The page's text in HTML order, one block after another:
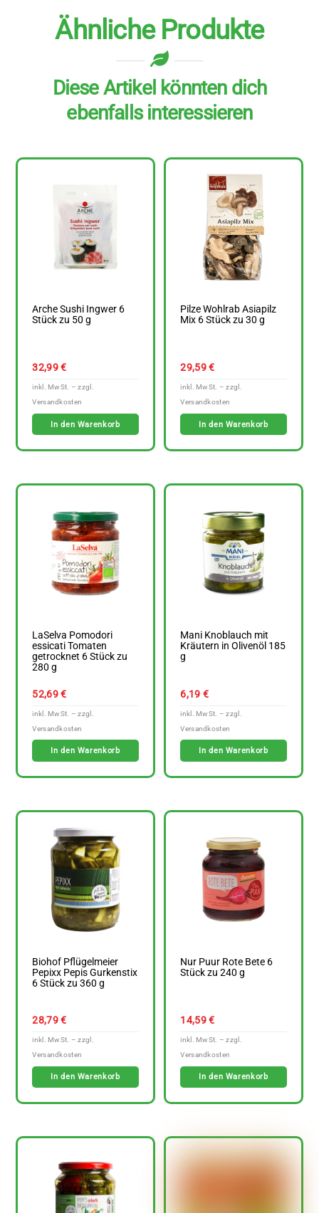
Ähnliche Produkte
Diese Artikel könnten dich
ebenfalls interessieren
Arche Sushi Ingwer 6
Stück zu 50 g
32,99€
In den Warenkorb
Pilze Wohlrab Asiapilz
Mix 6 Stück zu 30 g
29,59€
In den Warenkorb
LaSelva Pomodori
essicati Tomaten
getrocknet 6 Stück zu
280 g
52,69€
In den Warenkorb
Mani Knoblauch mit
Kräutern in Olivenöl 185
g
6,19 €
In den Warenkorb
Biohof Pflügelmeier
Pepixx Pepis Gurkenstix
6 Stück zu 360 g
28,79€
In den Warenkorb
Nur Puur Rote Bete 6
Stück zu 240 g
14,59€
In den Warenkorb